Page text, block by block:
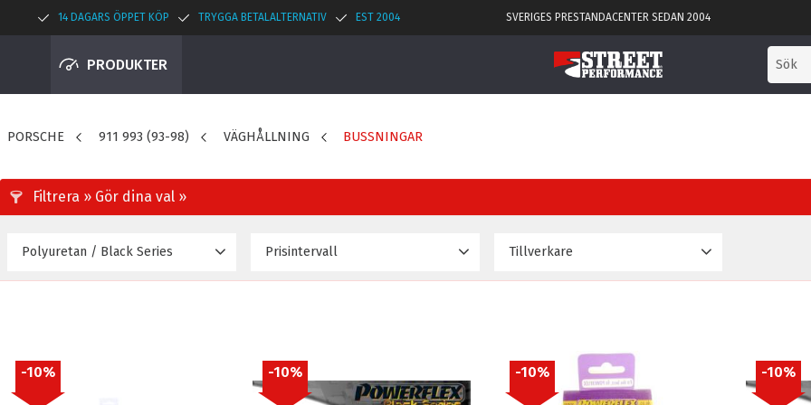
14 DAGARS ÖPPET KÖP TRYGGA BETALALTERNATIV EST 2004 SVERIGES PRESTANDACENTER SEDAN 2004
PRODUKTER
PORSCHE 911 993 (93-98) VÄGHÅLLNING BUSSNINGAR
Prisintervall Tillverkare
Polyuretan / Black Series
10% 10% 10% 10%